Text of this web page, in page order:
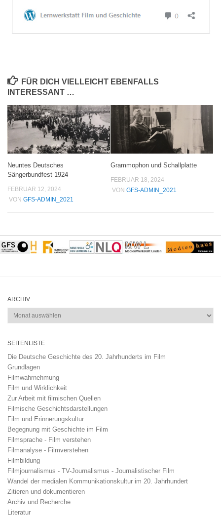
FÜR DICH VIELLEICHT EBENFALLS
INTERESSANT …
Neuntes Deutsches
Sängerbundfest 1924
FEBRUAR 12, 2024
VON GFS-ADMIN_2021
Grammophon und Schallplatte
FEBRUAR 18, 2024
VON GFS-ADMIN_2021
ARCHIV
Archiv
SEITENLISTE
Die Deutsche Geschichte des 20. Jahrhunderts im Film
Grundlagen
Filmwahrnehmung
Film und Wirklichkeit
Zur Arbeit mit filmischen Quellen
Filmische Geschichtsdarstellungen
Film und Erinnerungskultur
Begegnung mit Geschichte im Film
Filmsprache - Film verstehen
Filmanalyse - Filmverstehen
Filmbildung
Filmjournalismus - TV-Journalismus - Journalistischer Film
Wandel der medialen Kommunikationskultur im 20. Jahrhundert
Zitieren und dokumentieren
Archiv und Recherche
Literatur